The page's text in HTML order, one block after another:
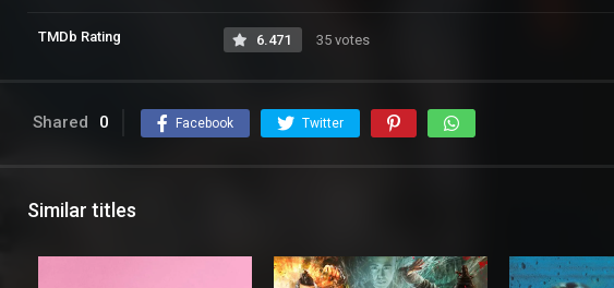
TMDb Rating 6.471 35 votes
Shared 0 Facebook Twitter
Similar titles